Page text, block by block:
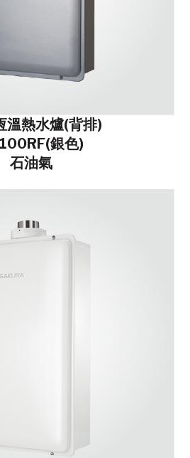
溫熱水爐(背排)
銀色)
石油氣